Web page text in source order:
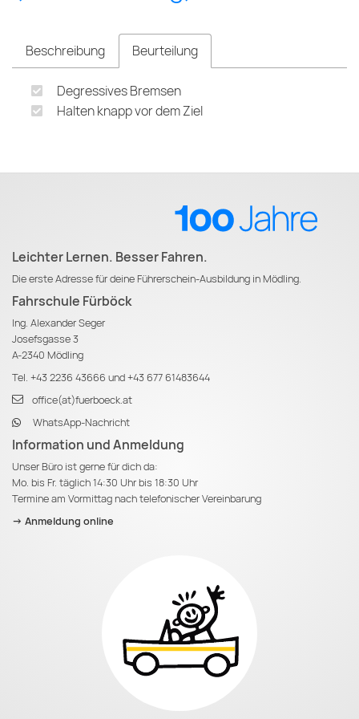
Beschreibung Beurteilung
Degressives Bremsen
Halten knapp vor dem Ziel
Leichter Lernen. Besser Fahren.
Die erste Adresse für deine Führerschein-Ausbildung in Mödling.
Fahrschule Fürböck
Ing. Alexander Seger
Josefsgasse 3
A-2340 Mödling
Tel. +43 2236 43666 und+43 677 61483644
office(at)fuerboeck.at
WhatsApp-Nachricht
Information und Anmeldung
Unser Büro ist gerne für dich da:
Mo. bis Fr. täglich 14:30 Uhr bis 18:30 Uhr
Termine am Vormittag nach telefonischer Vereinbarung
-> Anmeldung online